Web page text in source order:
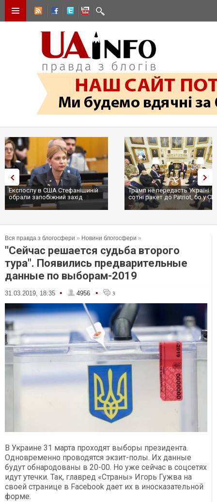
Трамп не передасть Україні
сотні ракет до Patriot, бо у США
Вибух у ресторані в Москві:
ціллю був головком ВКС
пр...
Вся правда з блогосфери » Новини блогосфери »
"Сейчас решается судьба второго
тура". Появились предварительные
данные по выборам-2019
31.03.2019, 18:35 • 4956 • 3
В Украине 31 марта проходят выборы президента.
Одновременно проводятся экзит-полы. Их данные
будут обнародованы в 20-00. Но уже сейчас в соцсетях
идут утечки. Так, главред «Страны» Игорь Гужва на
своей странице в Facebook дает их в иносказательной
форме.